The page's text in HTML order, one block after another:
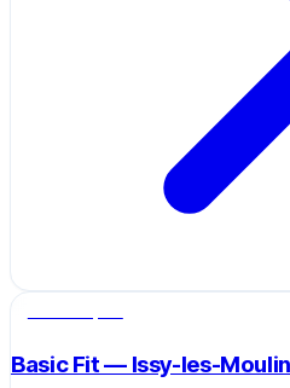
Basic Fit — Issy-les-